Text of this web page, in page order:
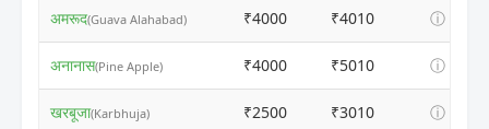
अमरूद(Guava Alahabad) ₹4000 ₹4010 ⓘ
अनानास(Pine Apple) ₹4000 ₹5010 ⓘ
खरबूजा(Karbhuja) ₹2500 ₹3010 ⓘ